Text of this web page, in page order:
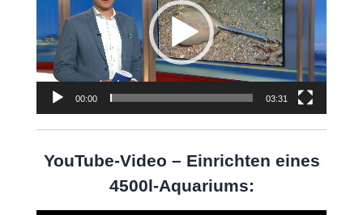
00:00 03:31
YouTube-Video – Einrichten eines
4500l-Aquariums: